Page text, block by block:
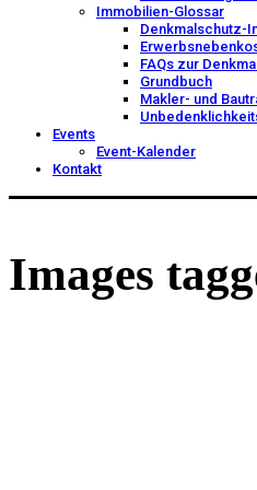
Immobilien-Glossar
Denkmalschutz-
FAQs zur
Grundbuch
Makler- und
Events
Event-Kalender
Kontakt
Images